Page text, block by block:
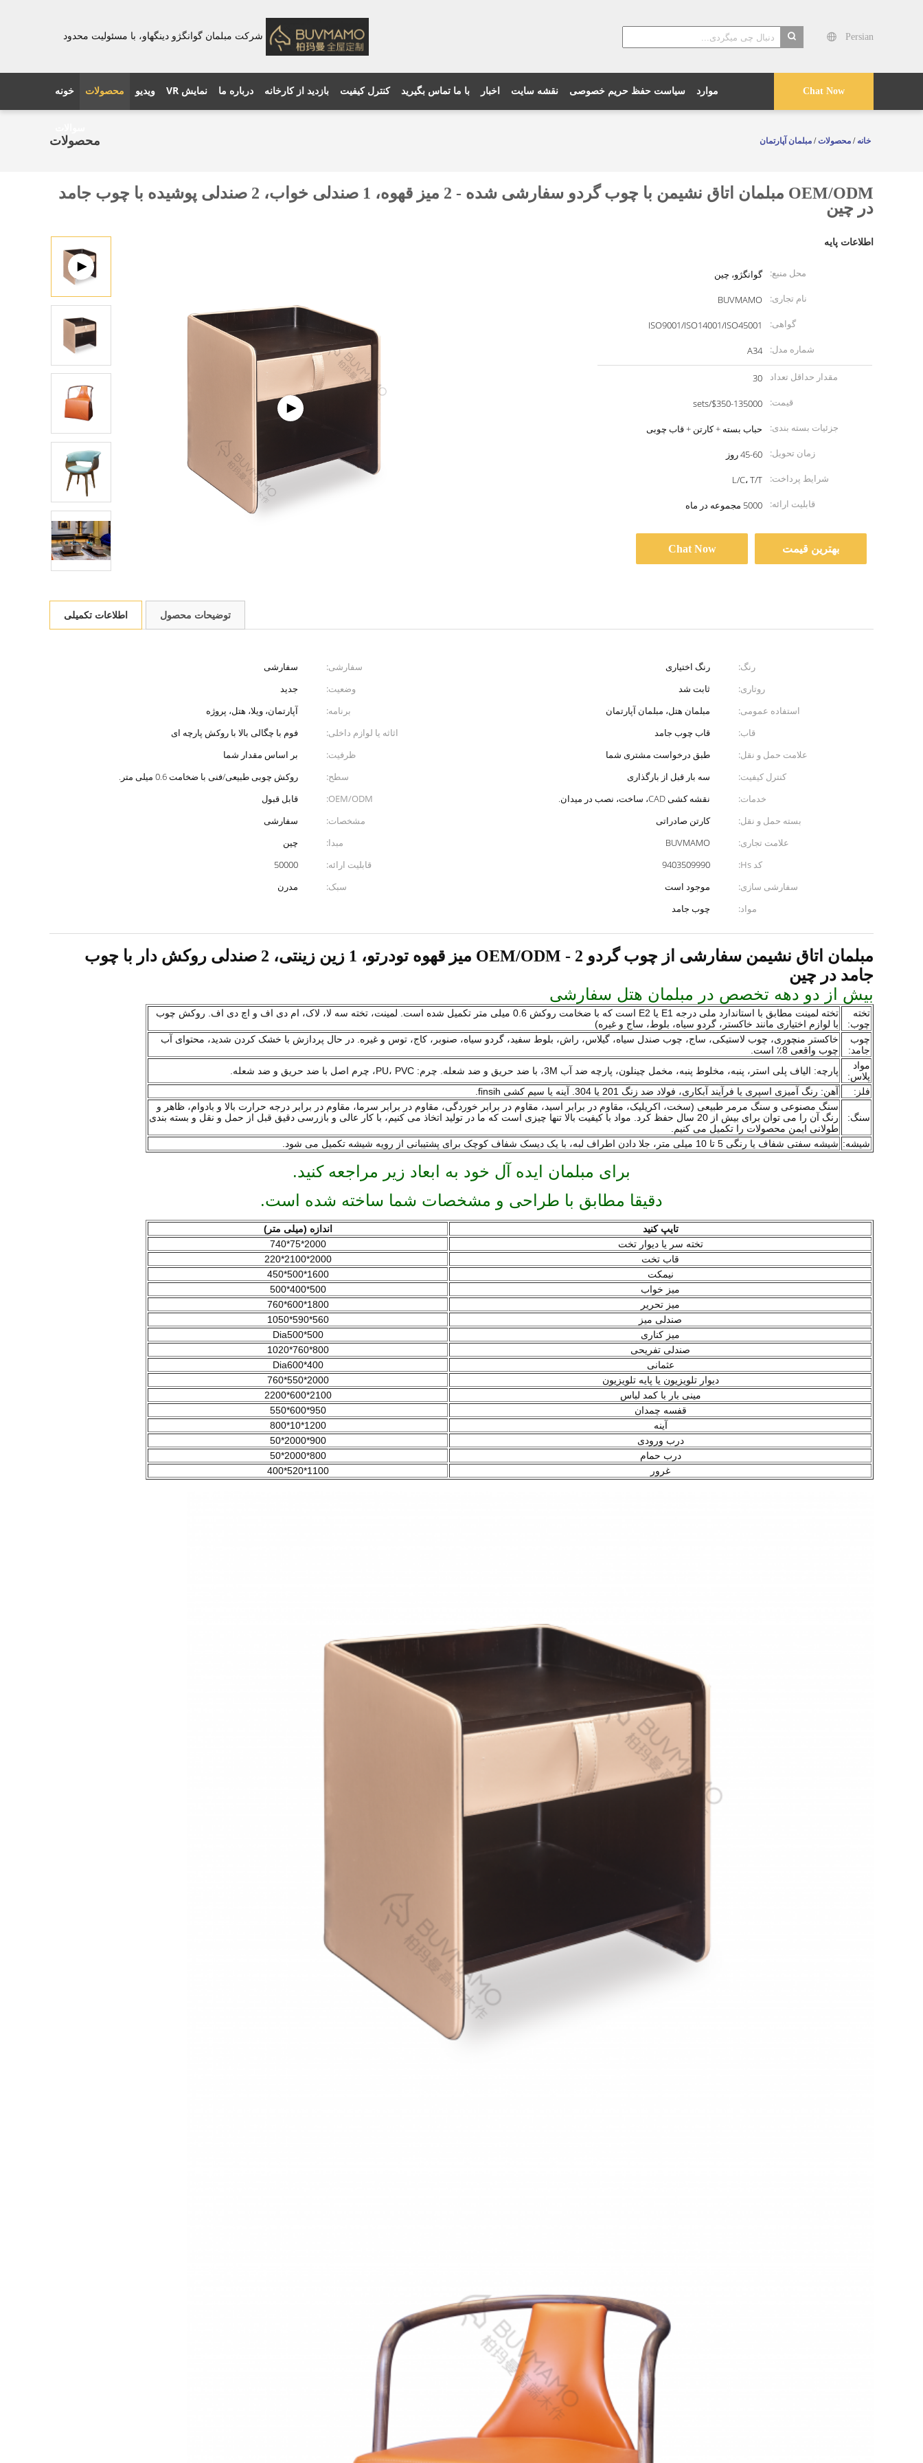
شرکت مبلمان گوانگژو دینگهاو، با مسئولیت محدود
Persian
Chat Now خونه محصولات ویدیو نمایش VR درباره ما بازدید از کارخانه کنترل کیفیت با ما تماس بگیرید اخبار نقشه سایت سیاست حفظ حریم خصوصی موارد
محصولات خانه / محصولات/ مبلمان آپارتمان
OEM/ODM مبلمان اتاق نشیمن با چوب گردو سفارشی شده - 2 میز قهوه، 1 صندلی خواب، 2 صندلی پوشیده با چوب جامد
در چین
اطلاعات پایه
محل منبع:
گوانگژو، چین
نام تجاری:
BUVMAMO
گواهی:
ISO9001/ISO14001/ISO45001
شماره مدل:
A34
مقدار حداقل تعداد
سفارش:
30
قیمت:
$350-135000/sets
جزئیات بسته بندی:
حباب بسته + کارتن + قاب چوبی
زمان تحویل:
45-60 روز
شرایط پرداخت:
L/C، T/T
قابلیت ارائه:
5000 مجموعه در ماه
بهترین قیمت Chat Now
اطلاعات تکمیلی توضیحات محصول
رنگ: رنگ اختیاری سفارشی:
سفارشی
روتاری:
ثابت شد وضعیت:
جدید
استفاده عمومی:
مبلمان هتل، مبلمان آپارتمان برنامه:
آپارتمان، ویلا، هتل، پروژه
قاب:
قاب چوب جامد اثاثه یا لوازم داخلی:
فوم با چگالی بالا با روکش پارچه ای
علامت حمل و نقل:
طبق درخواست مشتری شما ظرفیت:
بر اساس مقدار شما
کنترل کیفیت:
سه بار قبل از بارگذاری سطح:
روکش چوبی طبیعی/فنی با ضخامت 0.6 میلی متر.
خدمات:
نقشه کشی CAD، ساخت، نصب در میدان. OEM/ODM:
قابل قبول
بسته حمل و نقل:
کارتن صادراتی مشخصات:
سفارشی
علامت تجاری:
BUVMAMO مبدا:
چین
کد Hs:
9403509990 قابلیت ارائه:
50000
سفارشی سازی:
موجود است سبک:
مدرن
مواد:
چوب جامد
مبلمان اتاق نشیمن سفارشی از چوب گردو OEM/ODM - 2 میز قهوه تودرتو، 1 زین زینتی، 2 صندلی روکش دار با چوب
جامد در چین
بیش از دو دهه تخصص در مبلمان هتل سفارشی
تخته
چوب:
تخته لمینت مطابق با استاندارد ملی درجه E1 یا E2 است که با ضخامت روکش 0.6 میلی متر تکمیل شده است. لمینت، تخته سه لا، لاک، ام دی اف و اچ دی اف. روکش چوب
با لوازم اختیاری مانند خاکستر، گردو سیاه، بلوط، ساج و غیره)
چوب
جامد:
خاکستر منچوری، چوب لاستیکی، ساج، چوب صندل سیاه، گیلاس، راش، بلوط سفید، گردو سیاه، صنوبر، کاج، توس و غیره. در حال پردازش با خشک کردن شدید، محتوای آب
چوب واقعی 8٪ است.
مواد
پلاس:
پارچه: الیاف پلی استر، پنبه، مخلوط پنبه، مخمل چینلون، پارچه ضد آب 3M، با ضد حریق و ضد شعله. چرم: PU، PVC، چرم اصل با ضد حریق و ضد شعله.
فلز:
آهن: رنگ آمیزی اسپری یا فرآیند آبکاری، فولاد ضد زنگ 201 یا 304. آینه یا سیم کشی finsih.
سنگ:
سنگ مصنوعی و سنگ مرمر طبیعی (سخت، اکریلیک، مقاوم در برابر اسید، مقاوم در برابر خوردگی، مقاوم در برابر سرما، مقاوم در برابر درجه حرارت بالا و بادوام، ظاهر و
رنگ آن را می توان برای بیش از 20 سال حفظ کرد. مواد با کیفیت بالا تنها چیزی است که ما در تولید اتخاذ می کنیم، با کار عالی و بازرسی دقیق قبل از حمل و نقل و بسته بندی
طولانی ایمن محصولات را تکمیل می کنیم.
شیشه: شیشه سفتی شفاف یا رنگی 5 تا 10 میلی متر، جلا دادن اطراف لبه، با یک دیسک شفاف کوچک برای پشتیبانی از رویه شیشه تکمیل می شود.
برای مبلمان ایده آل خود به ابعاد زیر مراجعه کنید.
دقیقا مطابق با طراحی و مشخصات شما ساخته شده است.
تایپ کنید
اندازه (میلی متر)
تخته سر یا دیوار تخت
2000*75*740
قاب تخت
2000*2100*220
نیمکت
1600*500*450
میز خواب
500*400*500
میز تحریر
1800*600*760
صندلی میز
560*590*1050
میز کناری
Dia500*500
صندلی تفریحی
800*760*1020
عثمانی
Dia600*400
دیوار تلویزیون یا پایه تلویزیون
2000*550*760
مینی بار با کمد لباس
2100*600*2200
قفسه چمدان
950*600*550
آینه
1200*10*800
درب ورودی
900*2000*50
درب حمام
800*2000*50
غرور
1100*520*400